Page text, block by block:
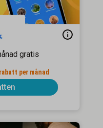
gratis
per månad